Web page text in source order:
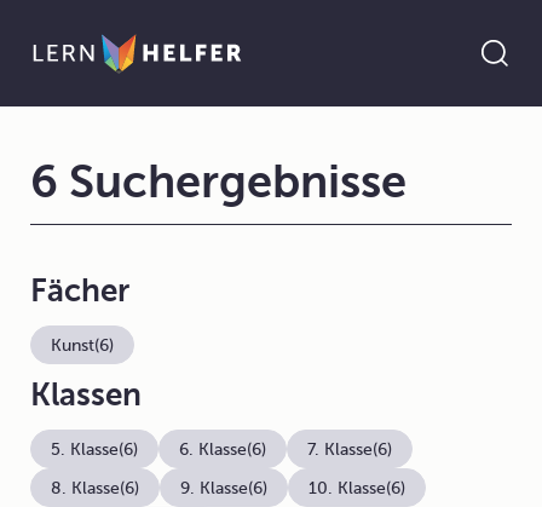
6 Suchergebnisse
Fächer
Kunst(6)
Klassen
5. Klasse(6) 6. Klasse(6) 7. Klasse(6)
8. Klasse(6) 9. Klasse(6) 10. Klasse(6)